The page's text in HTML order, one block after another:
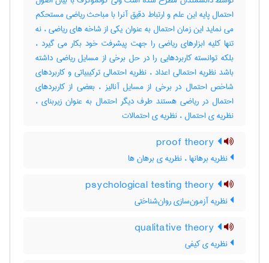
احتمال پایه این علم و ارتباط دقیق آنرا با مباحث ریاضی مستحکم
می نماید این زمان احتمال به عنوان یکی از شاخه های ریاضی ، نه
تنها کلیه ابزارهای ریاضی را جهت پیشرفت خود بکار می گیرد ،
بلکه توانسته کاربردهایی را در حل برخی از مسایل ریاضی داشته
باشد نظریه احتمالی اعداد ، نظریه احتمالی ترکیبیاتی و کاربردهای
شاخص احتمال در برخی از مسایل آنالیز ، بعضی از کاربردهای
احتمال در ریاضی هستند طرف دیگر احتمال به عنوان زیربنای ،
نظریه ی احتمال ، نظریه ی احتمالات
نظریه برهانها ، نظریه ی برهان ها
نظریه آزمون‌سازی روان‌شناختی
نظریه ی کیفی